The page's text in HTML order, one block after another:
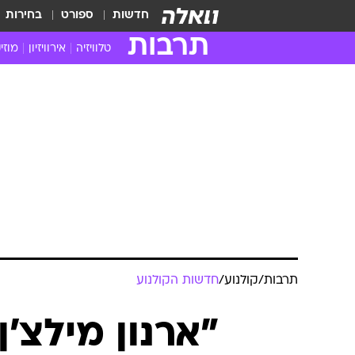
חדשות ספורט בחירות
תרבות טלוויזיה אירוויזיון
תרבות/קולנוע/חדשות הקולנוע
"ארנון